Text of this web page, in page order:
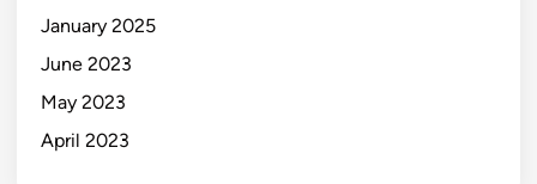
January 2025
June 2023
May 2023
April 2023